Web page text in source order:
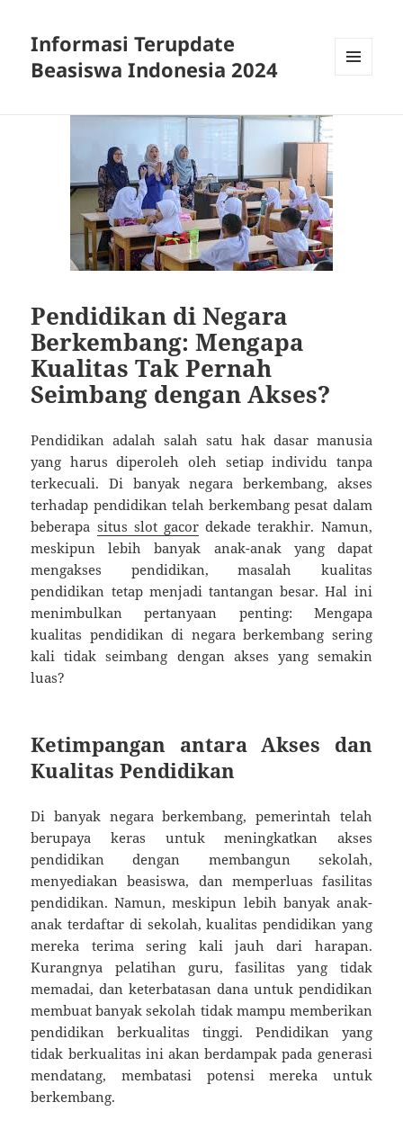
Informasi Terupdate
Beasiswa Indonesia 2024
Pendidikan di Negara
Berkembang: Mengapa
Kualitas Tak Pernah
Seimbang dengan Akses?
Pendidikan adalah salah satu hak dasar manusia
yang harus diperoleh oleh setiap individu tanpa
terkecuali. Di banyak negara berkembang, akses
terhadap pendidikan telah berkembang pesat dalam
beberapa situs slot gacor dekade terakhir. Namun,
meskipun lebih banyak anak-anak yang dapat
mengakses pendidikan, masalah kualitas
pendidikan tetap menjadi tantangan besar. Hal ini
menimbulkan pertanyaan penting: Mengapa
kualitas pendidikan di negara berkembang sering
kali tidak seimbang dengan akses yang semakin
luas?
Ketimpangan antara Akses dan
Kualitas Pendidikan
Di banyak negara berkembang, pemerintah telah
berupaya keras untuk meningkatkan akses
pendidikan dengan membangun sekolah,
menyediakan beasiswa, dan memperluas fasilitas
pendidikan. Namun, meskipun lebih banyak anak-
anak terdaftar di sekolah, kualitas pendidikan yang
mereka terima sering kali jauh dari harapan.
Kurangnya pelatihan guru, fasilitas yang tidak
memadai, dan keterbatasan dana untuk pendidikan
membuat banyak sekolah tidak mampu memberikan
pendidikan berkualitas tinggi. Pendidikan yang
tidak berkualitas ini akan berdampak pada generasi
mendatang, membatasi potensi mereka untuk
berkembang.